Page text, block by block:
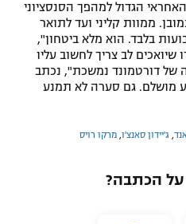
הגדול למהפך הסנסציוני
ממוות קליני ועד לתואר
בלבד. הוא מלא ביטחון",
שיואכים לב צריך לחשוב עליו
של דורטמונד נמשכת", נכתב
מושלם. גם סערה לא תמנע
ג'יידון סאנצ'ו מרקו רויס
הכתבה?